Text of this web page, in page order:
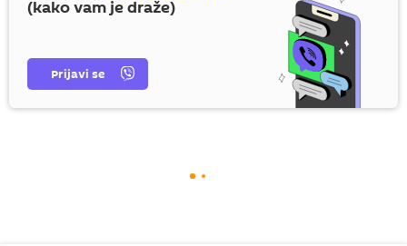
(kako vam je draže)
Prijavi se